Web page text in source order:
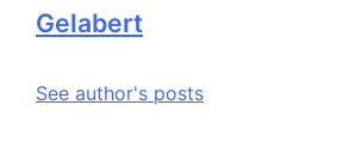
Gelabert
See author's posts